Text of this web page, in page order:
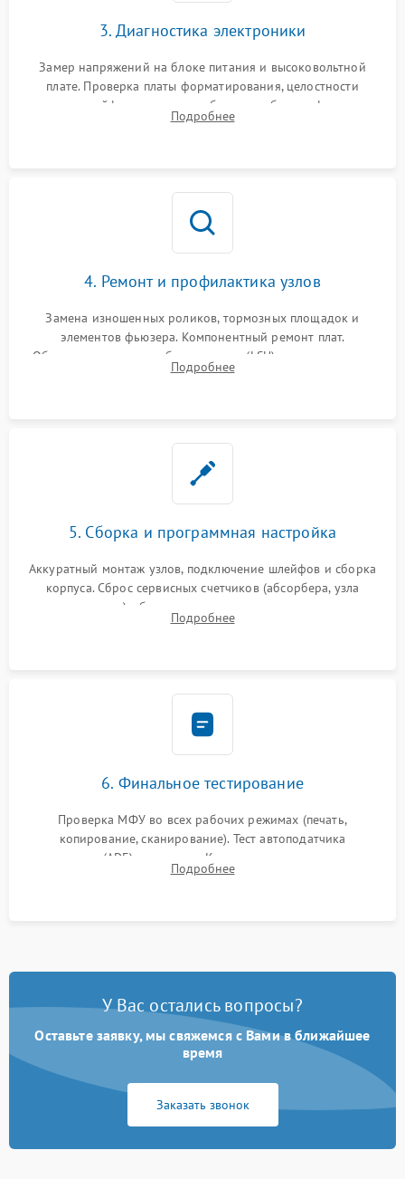
3. Диагностика электроники
Замер напряжений на блоке питания и высоковольтной
плате. Проверка платы форматирования, целостности
плоских шлейфов сканера и работоспособности флажков и
оптопар (датчиков прохождения бумаги).
Подробнее
4. Ремонт и профилактика узлов
Замена изношенных роликов, тормозных площадок и
элементов фьюзера. Компонентный ремонт плат.
Обязательная очистка блока лазера (LSU), зеркал и тракта
печати от просыпанного тонера и бумажной пыли.
Подробнее
5. Сборка и программная настройка
Аккуратный монтаж узлов, подключение шлейфов и сборка
корпуса. Сброс сервисных счетчиков (абсорбера, узла
закрепления), обновление прошивки и программная
калибровка цветопередачи и позиционирования сканера.
Подробнее
6. Финальное тестирование
Проверка МФУ во всех рабочих режимах (печать,
копирование, сканирование). Тест автоподатчика
документов (ADF) и дуплекса. Контроль качества отпечатка
на отсутствие серого фона, полос и надежность запекания
Подробнее
У Вас остались вопросы?
Оставьте заявку, мы свяжемся с Вами в ближайшее
время
Заказать звонок